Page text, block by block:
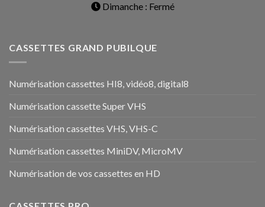
Dimanche : Fermé
CASSETTES GRAND PUBILQUE
Numérisation cassettes HI8, vidéo8, digital8
Numérisation cassette Super VHS
Numérisation cassettes VHS, VHS-C
Numérisation cassettes MiniDV, MicroMV
Numérisation de vos cassettes en HD